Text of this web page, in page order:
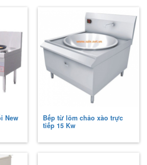
New
Bếp từ lõm chảo xào trực
tiếp 15 Kw